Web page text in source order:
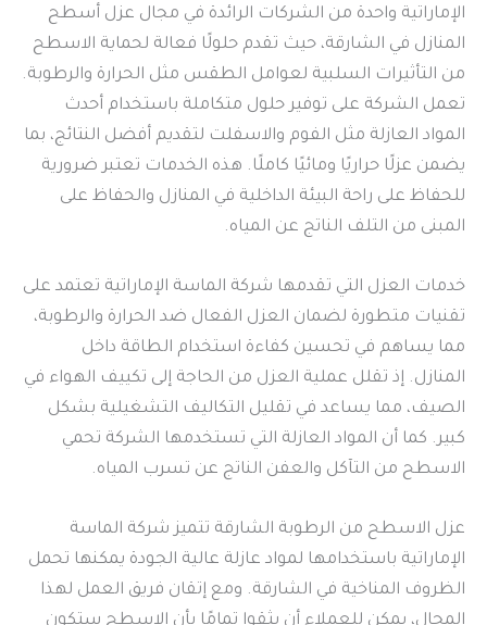
الإماراتية واحدة من الشركات الرائدة في مجال عزل أسطح
المنازل في الشارقة، حيث تقدم حلولًا فعالة لحماية الاسطح
من التأثيرات السلبية لعوامل الطقس مثل الحرارة والرطوبة.
تعمل الشركة على توفير حلول متكاملة باستخدام أحدث
المواد العازلة مثل الفوم والاسفلت لتقديم أفضل النتائج، بما
يضمن عزلًا حراريًا ومائيًا كاملًا. هذه الخدمات تعتبر ضرورية
للحفاظ على راحة البيئة الداخلية في المنازل والحفاظ على
المبنى من التلف الناتج عن المياه.
خدمات العزل التي تقدمها شركة الماسة الإماراتية تعتمد على
تقنيات متطورة لضمان العزل الفعال ضد الحرارة والرطوبة،
مما يساهم في تحسين كفاءة استخدام الطاقة داخل
المنازل. إذ تقلل عملية العزل من الحاجة إلى تكييف الهواء في
الصيف، مما يساعد في تقليل التكاليف التشغيلية بشكل
كبير. كما أن المواد العازلة التي تستخدمها الشركة تحمي
الاسطح من التآكل والعفن الناتج عن تسرب المياه.
عزل الاسطح من الرطوبة الشارقة تتميز شركة الماسة
الإماراتية باستخدامها لمواد عازلة عالية الجودة يمكنها تحمل
الظروف المناخية في الشارقة. ومع إتقان فريق العمل لهذا
المجال، يمكن للعملاء أن يثقوا تمامًا بأن الاسطح ستكون